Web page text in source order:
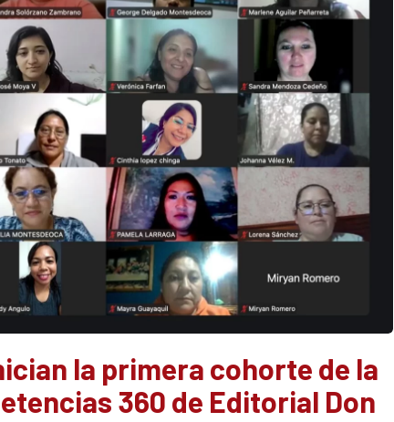
la primera cohorte de la
360 de Editorial Don